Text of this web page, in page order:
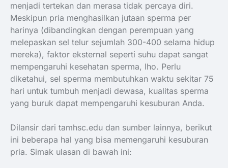
menjadi tertekan dan merasa tidak percaya diri.
Meskipun pria menghasilkan jutaan sperma per
harinya (dibandingkan dengan perempuan yang
melepaskan sel telur sejumlah 300-400 selama hidup
mereka), faktor eksternal seperti suhu dapat sangat
mempengaruhi kesehatan sperma, lho. Perlu
diketahui, sel sperma membutuhkan waktu sekitar 75
hari untuk tumbuh menjadi dewasa, kualitas sperma
yang buruk dapat mempengaruhi kesuburan Anda.
Dilansir dari tamhsc.edu dan sumber lainnya, berikut
ini beberapa hal yang bisa memengaruhi kesuburan
pria. Simak ulasan di bawah ini: